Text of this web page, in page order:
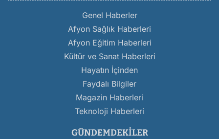
Genel Haberler
Afyon Sağlık Haberleri
Afyon Eğitim Haberleri
Kültür ve Sanat Haberleri
Hayatın İçinden
Faydalı Bilgiler
Magazin Haberleri
Teknoloji Haberleri
GÜNDEMDEKILER